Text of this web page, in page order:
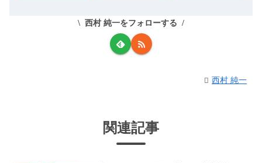
西村 純一をフォローする
西村 純一
関連記事